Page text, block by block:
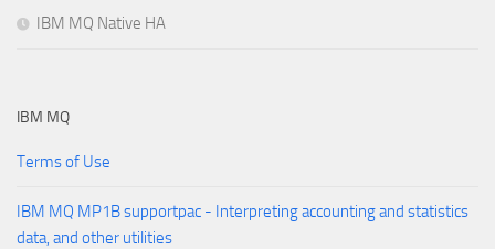
IBM MQ Native HA
IBM MQ
Terms of Use
IBM MQ MP1B supportpac - Interpreting accounting and statistics
data, and other utilities